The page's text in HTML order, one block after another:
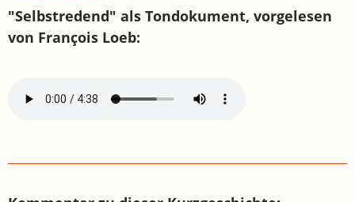
"Selbstredend" als Tondokument, vorgelesen
von François Loeb: